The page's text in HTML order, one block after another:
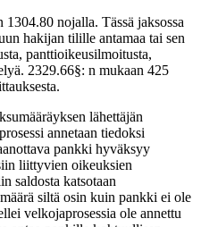
nojalla. Tässä jaksossa
hakijan tilille antamaa tai sen
panttioikeusilmoitusta,
2329.66§: n mukaan 425
lähettäjän
annetaan tiedoksi
pankki hyväksyy
liittyvien oikeuksien
saldosta katsotaan
siltä osin kuin pankki ei ole
velkojaprosessia ole annettu